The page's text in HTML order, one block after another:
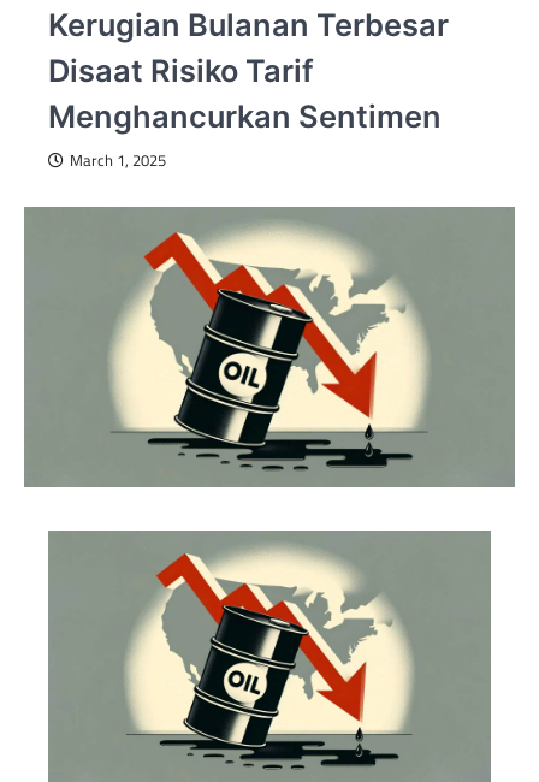
Kerugian Bulanan Terbesar
Disaat Risiko Tarif
Menghancurkan Sentimen
March 1, 2025